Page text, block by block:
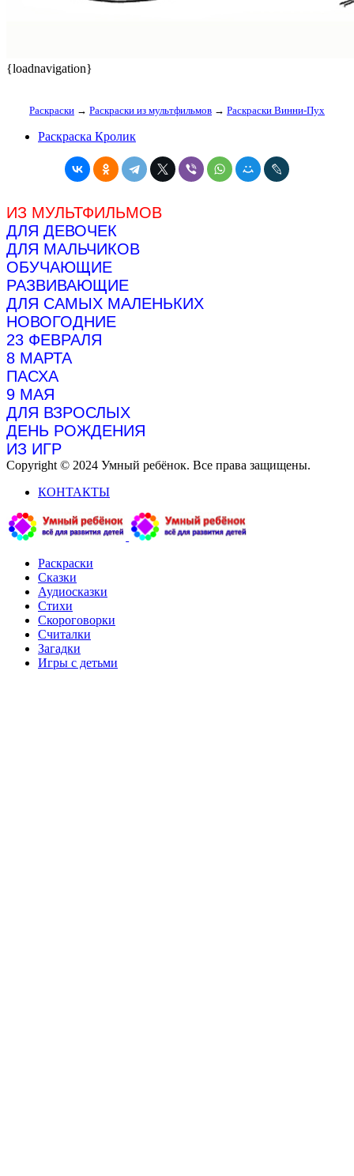
{loadnavigation}
Раскраски → Раскраски из мультфильмов → Раскраски Винни-Пух
Раскраска Кролик
ИЗ МУЛЬТФИЛЬМОВ
ДЛЯ ДЕВОЧЕК
ДЛЯ МАЛЬЧИКОВ
ОБУЧАЮЩИЕ
РАЗВИВАЮЩИЕ
ДЛЯ САМЫХ МАЛЕНЬКИХ
НОВОГОДНИЕ
23 ФЕВРАЛЯ
8 МАРТА
ПАСХА
9 МАЯ
ДЛЯ ВЗРОСЛЫХ
ДЕНЬ РОЖДЕНИЯ
ИЗ ИГР
Copyright © 2024 Умный ребёнок. Все права защищены.
КОНТАКТЫ
Раскраски
Сказки
Аудиосказки
Стихи
Скороговорки
Считалки
Загадки
Игры с детьми